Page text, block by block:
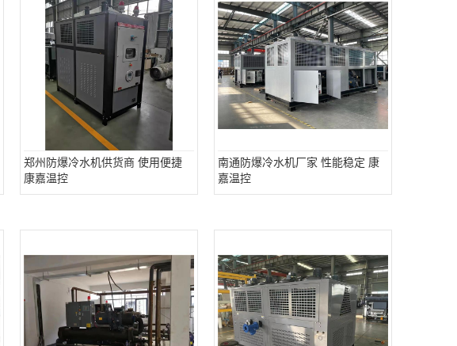
郑州防爆冷水机供货商 使用便捷
康嘉温控
南通防爆冷水机厂家 性能稳定 康
嘉温控